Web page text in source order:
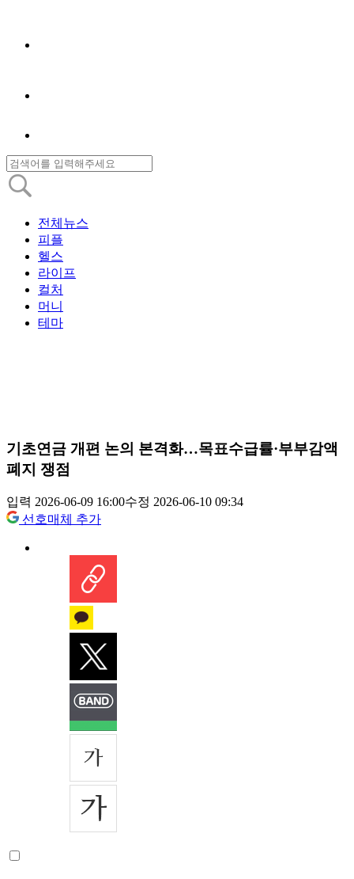
전체뉴스
피플
헬스
라이프
컬처
머니
테마
기초연금 개편 논의 본격화…목표수급률·부부감액
폐지 쟁점
입력 2026-06-09 16:00수정 2026-06-10 09:34
선호매체 추가